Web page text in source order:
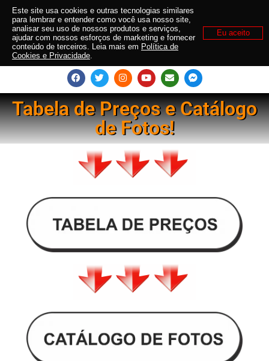
Tabela de Preços e Catálogo
de Fotos!
Este site usa cookies e outras tecnologias similares
para lembrar e entender como você usa nosso site,
analisar seu uso de nossos produtos e serviços,
ajudar com nossos esforços de marketing e fornecer
conteúdo de terceiros. Leia mais em Política de
Cookies e Privacidade.
Eu aceito